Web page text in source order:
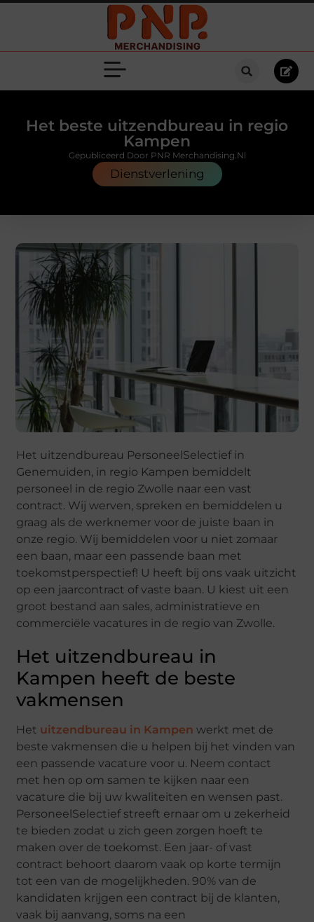
Het beste uitzendbureau in regio
Kampen
Dienstverlening
Gepubliceerd Door PNR Merchandising.nl
Het uitzendbureau PersoneelSelectief in
Genemuiden, in regio Kampen bemiddelt
personeel in de regio Zwolle naar een vast
contract. Wij werven, spreken en bemiddelen u
graag als de werknemer voor de juiste baan in
onze regio. Wij bemiddelen voor u niet zomaar
een baan, maar een passende baan met
toekomstperspectief! U heeft bij ons vaak uitzicht
op een jaarcontract of vaste baan. U kiest uit een
groot bestand aan sales, administratieve en
commerciële vacatures in de regio van Zwolle.
Het uitzendbureau in
Kampen heeft de beste
vakmensen
Het uitzendbureau in Kampen werkt met de
beste vakmensen die u helpen bij het vinden van
een passende vacature voor u. Neem contact
met hen op om samen te kijken naar een
vacature die bij uw kwaliteiten en wensen past.
PersoneelSelectief streeft ernaar om u zekerheid
te bieden zodat u zich geen zorgen hoeft te
maken over de toekomst. Een jaar- of vast
contract behoort daarom vaak op korte termijn
tot een van de mogelijkheden. 90% van de
kandidaten krijgen een contract bij de klanten,
vaak bij aanvang, soms na een